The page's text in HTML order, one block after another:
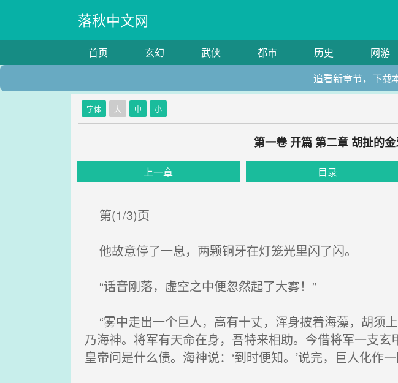
落秋中文网
首页 玄幻 武侠 都市 历史 网游
追看新章节，下载
字体 大 中 小
第一卷 开篇 第二章 胡扯的
上一章 目录
第(1/3)页
他故意停了一息，两颗铜牙在灯笼光里闪了闪。
“话音刚落，虚空之中便忽然起了大雾！”
“雾中走出一个巨人，高有十丈，浑身披着海藻，胡须
乃海神。将军有天命在身，吾特来相助。今借将军一支
皇帝问是什么债。海神说：‘到时便知。’说完，巨人化作